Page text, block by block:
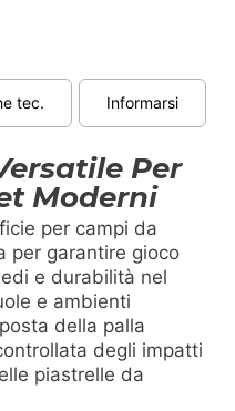
tec. Informarsi
Per
Moderni
per campi da
per garantire gioco
e durabilità nel
e ambienti
della palla
degli impatti
piastrelle da